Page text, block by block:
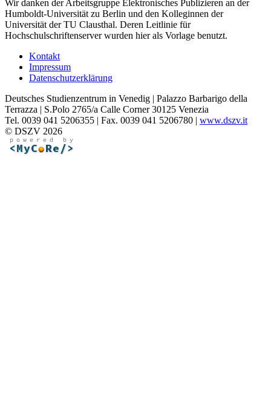
Wir danken der Arbeitsgruppe Elektronisches Publizieren an der
Humboldt-Universität zu Berlin und den Kolleginnen der
Universität der TU Clausthal. Deren Leitlinie für
Hochschulschriftenserver wurden hier als Vorlage benutzt.
Kontakt
Impressum
Datenschutzerklärung
Deutsches Studienzentrum in Venedig | Palazzo Barbarigo della
Terrazza | S.Polo 2765/a Calle Corner 30125 Venezia
Tel. 0039 041 5206355 | Fax. 0039 041 5206780 | www.dszv.it
© DSZV 2026